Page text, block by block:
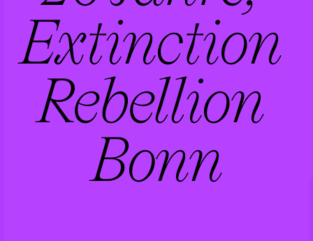
Extinction
Rebellion
Bonn